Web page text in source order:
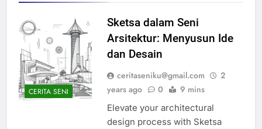
CERITA SENI
Sketsa dalam Seni
Arsitektur: Menyusun Ide
dan Desain
ceritaseniku@gmail.com
2
years ago
0 9 mins
Elevate your architectural
design process with Sketsa